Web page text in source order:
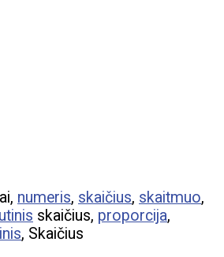
numeris, skaičius, skaitmuo,
skaičius, proporcija,
, Skaičius